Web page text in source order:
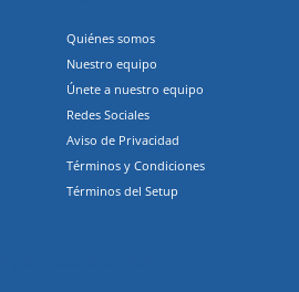
Quiénes somos
Nuestro equipo
Únete a nuestro equipo
Redes Sociales
Aviso de Privacidad
Términos y Condiciones
Términos del Setup